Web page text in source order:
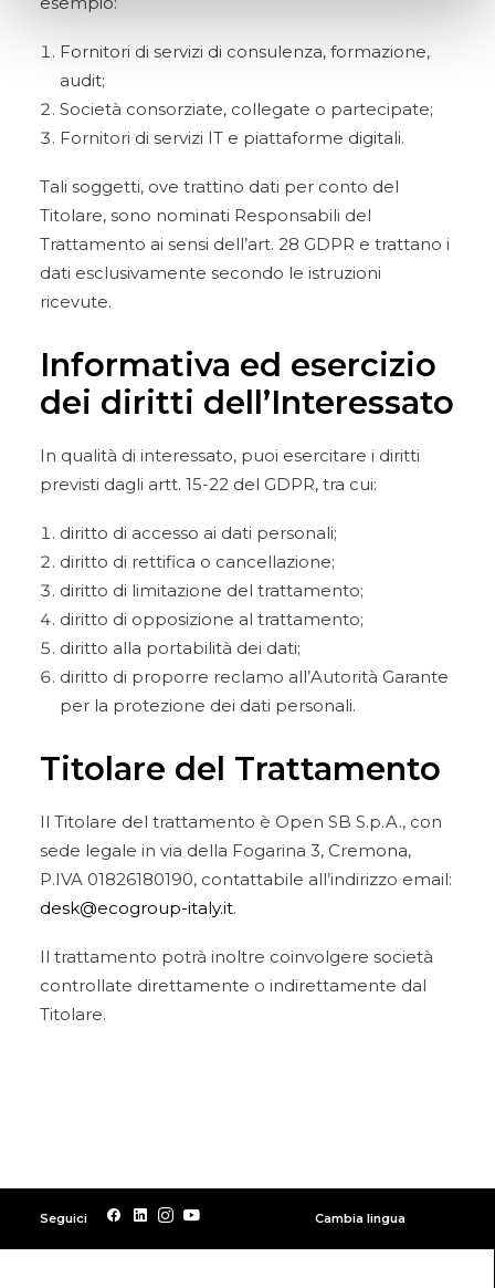
Fornitori di servizi di consulenza, formazione,
audit;
Società consorziate, collegate o partecipate;
Fornitori di servizi IT e piattaforme digitali.
Tali soggetti, ove trattino dati per conto del
Titolare, sono nominati Responsabili del
Trattamento ai sensi dell’art. 28 GDPR e trattano i
dati esclusivamente secondo le istruzioni
ricevute.
Informativa ed esercizio
dei diritti dell’Interessato
In qualità di interessato, puoi esercitare i diritti
previsti dagli artt. 15-22 del GDPR, tra cui:
diritto di accesso ai dati personali;
diritto di rettifica o cancellazione;
diritto di limitazione del trattamento;
diritto di opposizione al trattamento;
diritto alla portabilità dei dati;
diritto di proporre reclamo all’Autorità Garante
per la protezione dei dati personali.
Titolare del Trattamento
Il Titolare del trattamento è Open SB S.p.A., con
sede legale in via della Fogarina 3, Cremona,
P.IVA 01826180190, contattabile all’indirizzo email:
desk@ecogroup-italy.it.
Il trattamento potrà inoltre coinvolgere società
controllate direttamente o indirettamente dal
Titolare.
Seguici Cambia lingua